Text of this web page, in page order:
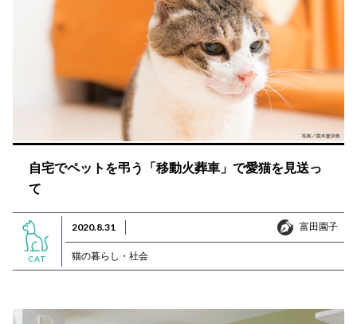
自宅でペットを弔う「移動火葬車」で愛猫を見送っ
て
CAT
2020.8.31 富田園子
富田園子
猫の暮らし・社会